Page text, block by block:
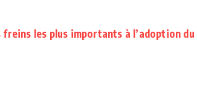
freins les plus importants à l’adoption du